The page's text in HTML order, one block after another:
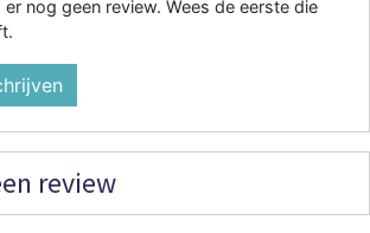
nog geen review. Wees de eerste die
review